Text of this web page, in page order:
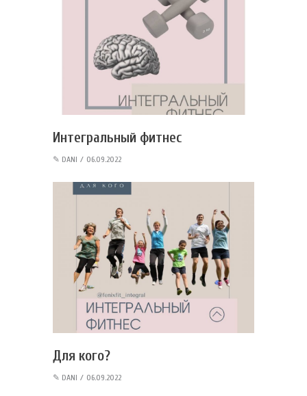
Интегральный фитнес
✎ DANI 06.09.2022
Для кого?
✎ DANI 06.09.2022